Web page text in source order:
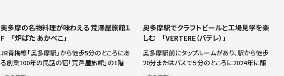
奥多摩の名物料理が味わえる 荒澤屋旅館１
F 「炉ばた あかべこ」
JR青梅線「奥多摩駅」から徒歩5分のところにあ
る創業100年の民話の宿「荒澤屋旅館」の1階
に、奥多摩に行った際はぜひ行きたい「炉ばた
奥多摩駅でクラフトビールと工場見学を楽
しむ 「VERTERE（バテレ）」
奥多摩駅前にタップルームがあり、駅から徒歩
20分またはバスで５分のところに2024年に醸造
所を移転オープンした、今やクラフトビール文化